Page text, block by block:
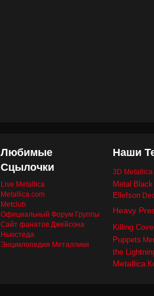
Любимые
Сцылочки
Live Metallica
Metallica.com
Metclub
Официальный Форум Группы
Сайт фанатов Джейсона
Ньюстеда
Энциклопедия Металлики
Наши
3D
Metal
Ellefson
Heavy
Killing
Puppets
the
Metallica